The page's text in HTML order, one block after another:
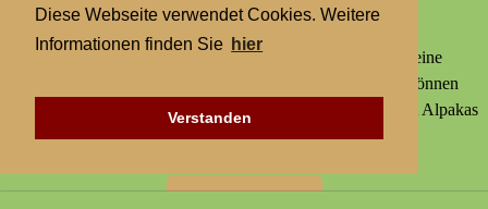
Diese Webseite verwendet Cookies. Weitere
Informationen finden Sie hier
Verstanden
Wolle unserer Tiere und außerdem kleine Geschenke.
Wir bieten keine externen Aktivitäten mit Alpakas an und keine
Alpaka-Wanderungen. Aber statt einer Alpakawanderung können
Sie bei uns Alpakas Mal anders erleben und kreativ sein mit Alpakas
in erreichbarer Nähe von Gütersloh.